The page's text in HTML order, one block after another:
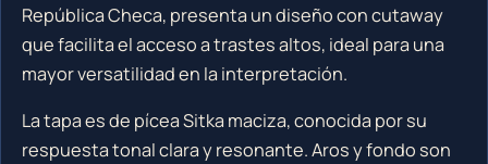
República Checa, presenta un diseño con cutaway
que facilita el acceso a trastes altos, ideal para una
mayor versatilidad en la interpretación.
La tapa es de pícea Sitka maciza, conocida por su
respuesta tonal clara y resonante. Aros y fondo son